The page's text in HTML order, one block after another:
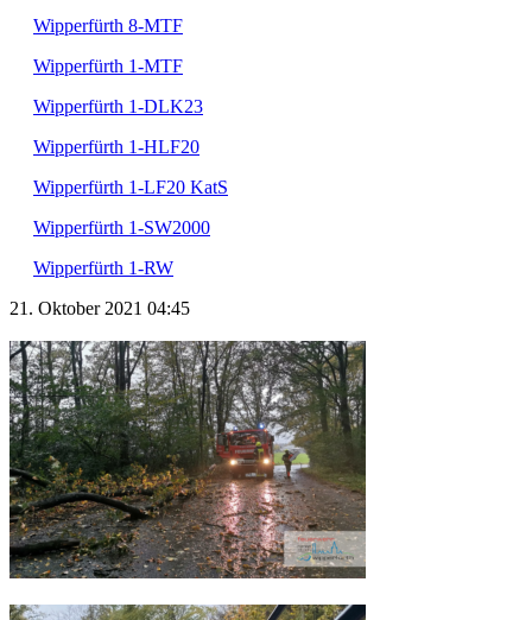
Wipperfürth 8-MTF
Wipperfürth 1-MTF
Wipperfürth 1-DLK23
Wipperfürth 1-HLF20
Wipperfürth 1-LF20 KatS
Wipperfürth 1-SW2000
Wipperfürth 1-RW
21. Oktober 2021 04:45